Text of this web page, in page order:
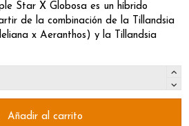
Star X Globosa es un híbrido
de la combinación de la Tillandsia
x Aeranthos) y la Tillandsia
Añadir al carrito